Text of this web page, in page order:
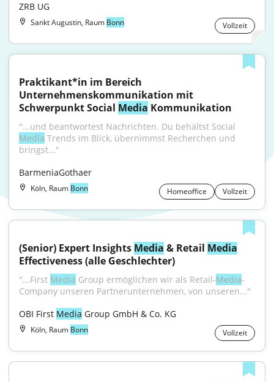
ZRB UG
Sankt Augustin, Raum Bonn Vollzeit
Praktikant*in im Bereich
Unternehmenskommunikation mit
Schwerpunkt Social Media Kommunikation
Media Trends im Blick, übernimmst Recherchen und
bringst..."
BarmeniaGothaer
Köln, Raum Bonn Homeoffice Vollzeit
(Senior) Expert Insights Media & Retail Media
Effectiveness (alle Geschlechter)
"...First Media Group ermöglichen wir als Retail-Media-
Company unseren Partnerunternehmen, von unseren..."
OBI First Media Group GmbH & Co. KG
Köln, Raum Bonn Vollzeit